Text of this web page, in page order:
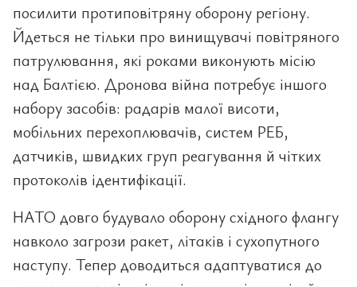
посилити протиповітряну оборону регіону.
Йдеться не тільки про винищувачі повітряного
патрулювання, які роками виконують місію
над Балтією. Дронова війна потребує іншого
набору засобів: радарів малої висоти,
мобільних перехоплювачів, систем РЕБ,
датчиків, швидких груп реагування й чітких
протоколів ідентифікації.
НАТО довго будувало оборону східного флангу
навколо загрози ракет, літаків і сухопутного
наступу. Тепер доводиться адаптуватися до